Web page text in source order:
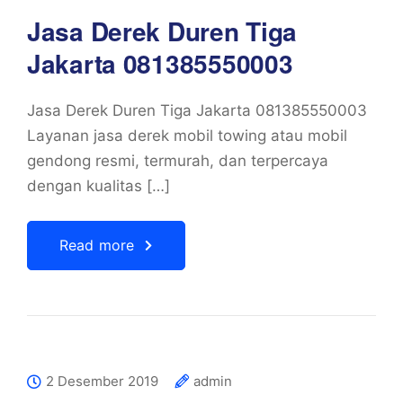
Jasa Derek Duren Tiga
Jakarta 081385550003
Jasa Derek Duren Tiga Jakarta 081385550003
Layanan jasa derek mobil towing atau mobil
gendong resmi, termurah, dan terpercaya
dengan kualitas […]
Read more
2 Desember 2019
admin